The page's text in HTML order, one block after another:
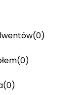
(0)
(0)
(0)